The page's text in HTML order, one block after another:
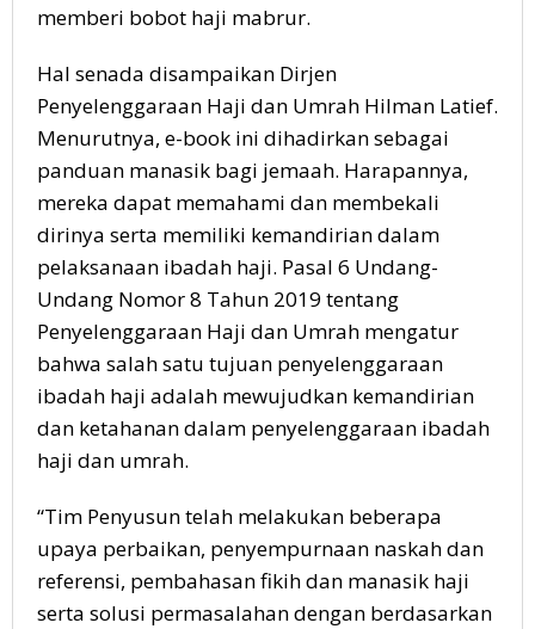
memberi bobot haji mabrur.
Hal senada disampaikan Dirjen
Penyelenggaraan Haji dan Umrah Hilman Latief.
Menurutnya, e-book ini dihadirkan sebagai
panduan manasik bagi jemaah. Harapannya,
mereka dapat memahami dan membekali
dirinya serta memiliki kemandirian dalam
pelaksanaan ibadah haji. Pasal 6 Undang-
Undang Nomor 8 Tahun 2019 tentang
Penyelenggaraan Haji dan Umrah mengatur
bahwa salah satu tujuan penyelenggaraan
ibadah haji adalah mewujudkan kemandirian
dan ketahanan dalam penyelenggaraan ibadah
haji dan umrah.
“Tim Penyusun telah melakukan beberapa
upaya perbaikan, penyempurnaan naskah dan
referensi, pembahasan fikih dan manasik haji
serta solusi permasalahan dengan berdasarkan